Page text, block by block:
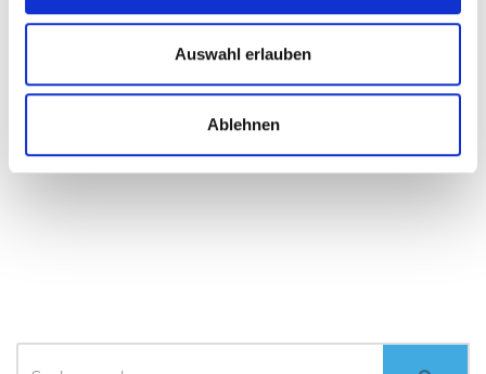
Auswahl erlauben
Ablehnen
vereinbaren? Dann senden Sie uns bitte eineOnline-
zu. Wir sorgen dafür, dass die Gesundheit
Beitragsbild © statistique–stock.adobe.com